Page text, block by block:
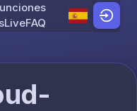
content
LiveFAQ